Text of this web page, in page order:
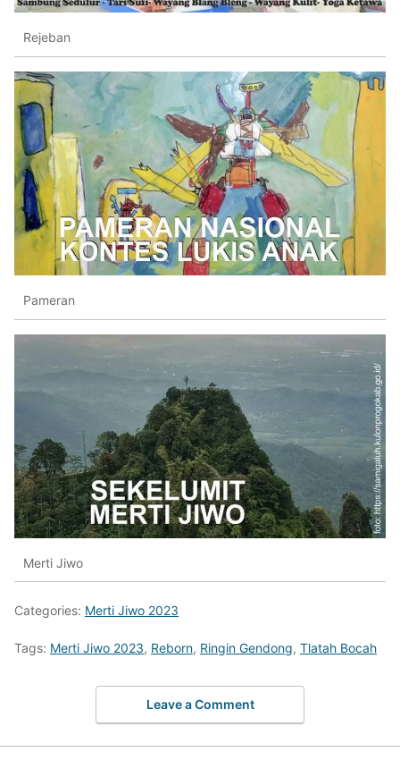
Rejeban
Pameran
Merti Jiwo
Categories: Merti Jiwo 2023
Tags: Merti Jiwo 2023, Reborn, Ringin Gendong, Tlatah Bocah
Leave a Comment